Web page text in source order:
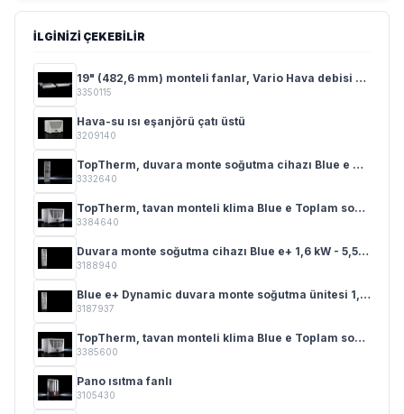
İLGINIZI ÇEKEBILIR
19" (482,6 mm) monteli fanlar, Vario Hava debisi 320 - 480 m³/h
3350115
Hava-su ısı eşanjörü çatı üstü
3209140
TopTherm, duvara monte soğutma cihazı Blue e 0,3 - 4 kW
3332640
TopTherm, tavan monteli klima Blue e Toplam soğutma gücü 0,50 - 4,00 kW
3384640
Duvara monte soğutma cihazı Blue e+ 1,6 kW - 5,5 kW
3188940
Blue e+ Dynamic duvara monte soğutma ünitesi 1,0 kW – 2,6 kW
3187937
TopTherm, tavan monteli klima Blue e Toplam soğutma gücü 0,50 - 4,00 kW
3385600
Pano ısıtma fanlı
3105430